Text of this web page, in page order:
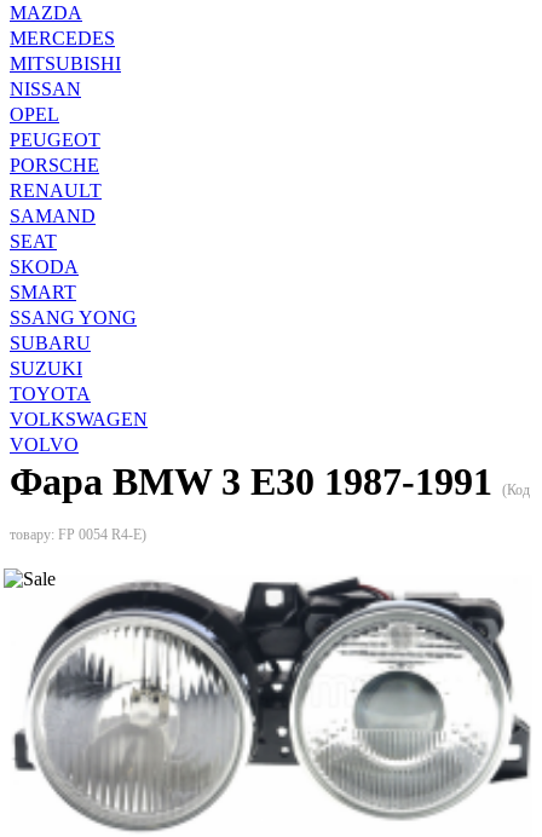
MAZDA
MERCEDES
MITSUBISHI
NISSAN
OPEL
PEUGEOT
PORSCHE
RENAULT
SAMAND
SEAT
SKODA
SMART
SSANG YONG
SUBARU
SUZUKI
TOYOTA
VOLKSWAGEN
VOLVO
Фара BMW 3 E30 1987-1991 (Код
товару: FP 0054 R4-E)